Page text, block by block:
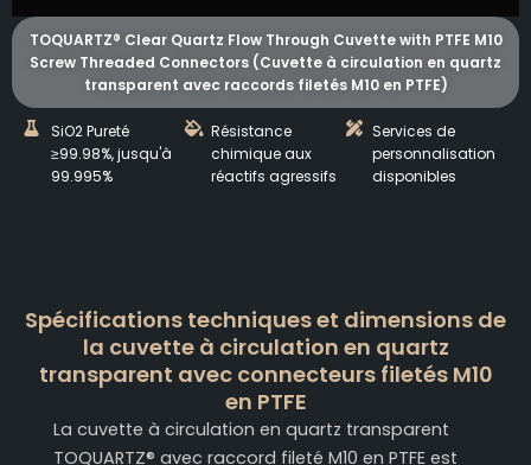
TOQUARTZ® Clear Quartz Flow Through Cuvette with PTFE M10
Screw Threaded Connectors (Cuvette à circulation en quartz
transparent avec raccords filetés M10 en PTFE)
SiO2 Pureté
≥99.98%, jusqu'à
99.995%
Résistance
chimique aux
réactifs agressifs
Services de
personnalisation
disponibles
Spécifications techniques et dimensions de
la cuvette à circulation en quartz
transparent avec connecteurs filetés M10
en PTFE
La cuvette à circulation en quartz transparent
TOQUARTZ® avec raccord fileté M10 en PTFE est